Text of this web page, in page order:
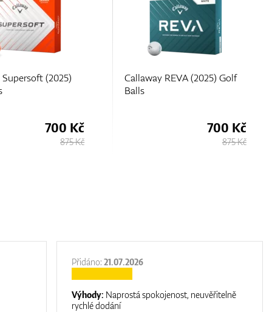
(2025)
700 Kč
875 Kč
Callaway REVA (2025) Golf
Balls
700 Kč
875 Kč
Přidáno:21.07.2026
Výhody: Naprostá spokojenost, neuvěřitelně
rychlé dodání